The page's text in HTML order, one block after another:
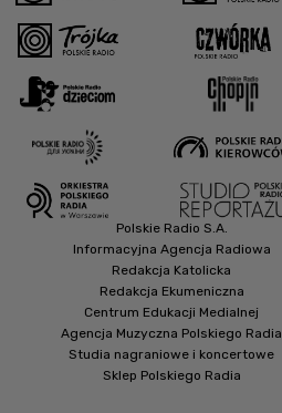
Polskie Radio S.A.
Informacyjna Agencja Radiowa
Redakcja Katolicka
Redakcja Ekumeniczna
Centrum Edukacji Medialnej
Agencja Muzyczna Polskiego Radia
Studia nagraniowe i koncertowe
Sklep Polskiego Radia